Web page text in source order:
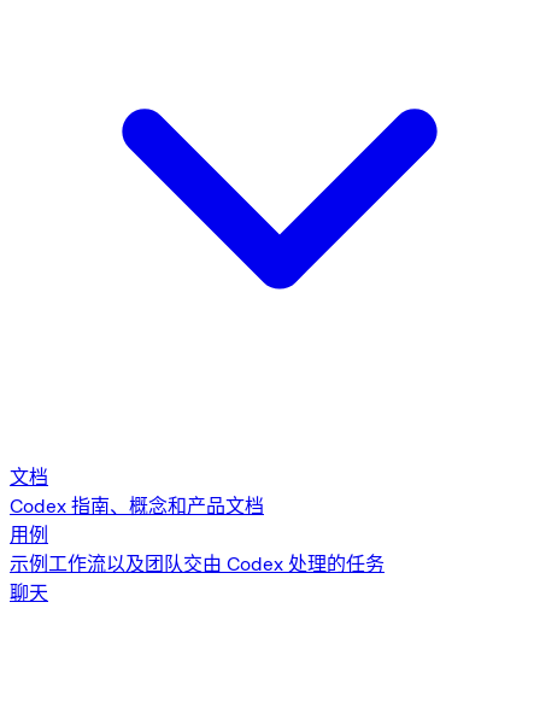
文档
Codex 指南、概念和产品文档
用例
示例工作流以及团队交由 Codex 处理的任务
聊天